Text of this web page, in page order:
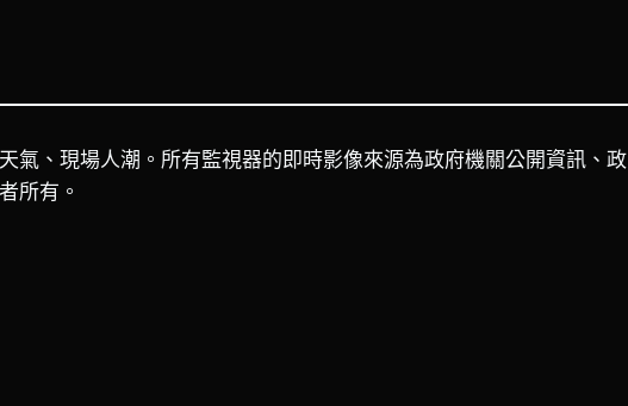
氣、現場人潮。所有監視器的即時影像來源為政府機關公開資訊、政
所有。